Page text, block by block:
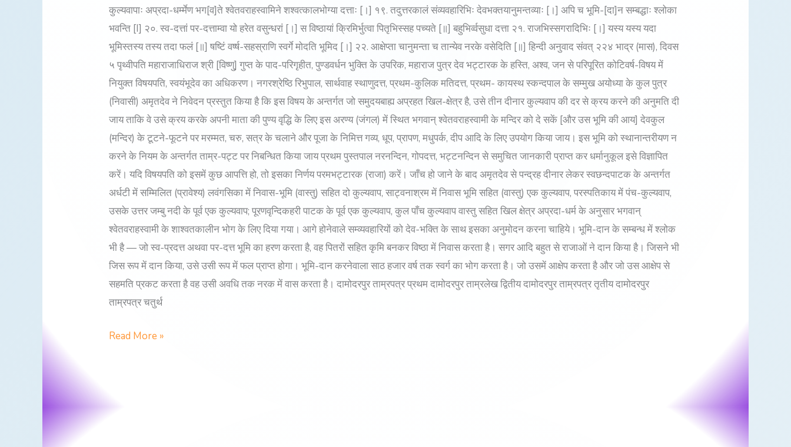
कुल्यवापाः अप्रदा-धर्म्मेण भग[व]ते श्वेतवराहस्वामिने शश्वत्कालभोग्या दत्ताः [।] १९. तदुत्तरकालं संव्यवहारिभिः देवभक्तयानुमन्तव्याः [।] अपि च भूमि-[दा]न सम्बद्धाः श्लोका
भवन्ति [I] २०. स्व-दत्तां पर-दत्ताम्वा यो हरेत वसुन्धरां [।] स विष्ठायां क्रिमिर्भुत्वा पितृभिस्सह पच्यते [॥] बहुभिर्व्वसुधा दत्ता २१. राजभिस्सगरादिभिः [।] यस्य यस्य यदा
भूमिस्तस्य तस्य तदा फलं [॥] षष्टिं वर्ष्ष-सहस्राणि स्वर्गे मोदति भूमिद [।] २२. आक्षेप्ता चानुमन्ता च तान्येव नरके वसेदिति [॥] हिन्दी अनुवाद संवत् २२४ भाद्र (मास), दिवस
५ पृथ्वीपति महाराजाधिराज श्री [विष्णु] गुप्त के पाद-परिगृहीत, पुण्डवर्धन भुक्ति के उपरिक, महाराज पुत्र देव भट्टारक के हस्ति, अश्व, जन से परिपूरित कोटिवर्ष-विषय में
नियुक्त विषयपति, स्वयंभूदेव का अधिकरण। नगरश्रेष्ठि रिभुपाल, सार्थवाह स्थाणुदत्त, प्रथम-कुलिक मतिदत्त, प्रथम- कायस्थ स्कन्दपाल के सम्मुख अयोध्या के कुल पुत्र
(निवासी) अमृतदेव ने निवेदन प्रस्तुत किया है कि इस विषय के अन्तर्गत जो समुदयबाह्य अप्रहत खिल-क्षेत्र है, उसे तीन दीनार कुल्यवाप की दर से क्रय करने की अनुमति दी
जाय ताकि वे उसे क्रय करके अपनी माता की पुण्य वृद्धि के लिए इस अरण्य (जंगल) में स्थित भगवान् श्वेतवराहस्वामी के मन्दिर को दे सकें [और उस भूमि की आय] देवकुल
(मन्दिर) के टूटने-फूटने पर मरम्मत, चरु, सत्र के चलाने और पूजा के निमित्त गव्य, धूप, प्रापण, मधुपर्क, दीप आदि के लिए उपयोग किया जाय। इस भूमि को स्थानान्तरीयण न
करने के नियम के अन्तर्गत ताम्र-पट्ट पर निबन्धित किया जाय प्रथम पुस्तपाल नरनन्दिन, गोपदत्त, भट्टनन्दिन से समुचित जानकारी प्राप्त कर धर्मानुकूल इसे विज्ञापित
करें। यदि विषयपति को इसमें कुछ आपत्ति हो, तो इसका निर्णय परमभट्टारक (राजा) करें। जाँच हो जाने के बाद अमृतदेव से पन्द्रह दीनार लेकर स्वछन्दपाटक के अन्तर्गत
अर्धटी में सम्मिलित (प्रावेश्य) लवंगसिका में निवास-भूमि (वास्तु) सहित दो कुल्यवाप, साट्वनाश्रम में निवास भूमि सहित (वास्तु) एक कुल्यवाप, परस्पतिकाय में पंच-कुल्यवाप,
उसके उत्तर जम्बु नदी के पूर्व एक कुल्यवाप; पूरणवृन्दिकहरी पाटक के पूर्व एक कुल्यवाप, कुल पाँच कुल्यवाप वास्तु सहित खिल क्षेत्र अप्रदा-धर्म के अनुसार भगवान्
श्वेतवराहस्वामी के शाश्वतकालीन भोग के लिए दिया गया। आगे होनेवाले सम्व्यवहारियों को देव-भक्ति के साथ इसका अनुमोदन करना चाहिये। भूमि-दान के सम्बन्ध में श्लोक
भी है — जो स्व-प्रदत्त अथवा पर-दत्त भूमि का हरण करता है, वह पितरों सहित कृमि बनकर विष्ठा में निवास करता है। सगर आदि बहुत से राजाओं ने दान किया है। जिसने भी
जिस रूप में दान किया, उसे उसी रूप में फल प्राप्त होगा। भूमि-दान करनेवाला साठ हजार वर्ष तक स्वर्ग का भोग करता है। जो उसमें आक्षेप करता है और जो उस आक्षेप से
सहमति प्रकट करता है वह उसी अवधि तक नरक में वास करता है। दामोदरपुर ताम्रपत्र प्रथम दामोदरपुर ताम्रलेख द्वितीय दामोदरपुर ताम्रपत्र तृतीय दामोदरपुर
ताम्रपत्र चतुर्थ
Read More »